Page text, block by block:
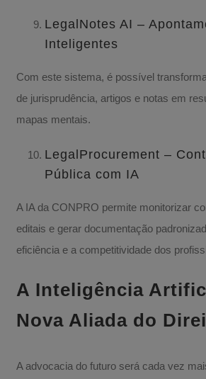
LegalNotes AI –
Inteligentes
Com este sistema, é possível
de jurisprudência, artigos e notas em
mapas mentais.
LegalProcurement –
Pública com IA
A IA da CONPRO permite monitorizar
editais e gerar documentação
eficiência e a competitividade dos
A Inteligência
Nova Aliada do
A advocacia do futuro será cada vez